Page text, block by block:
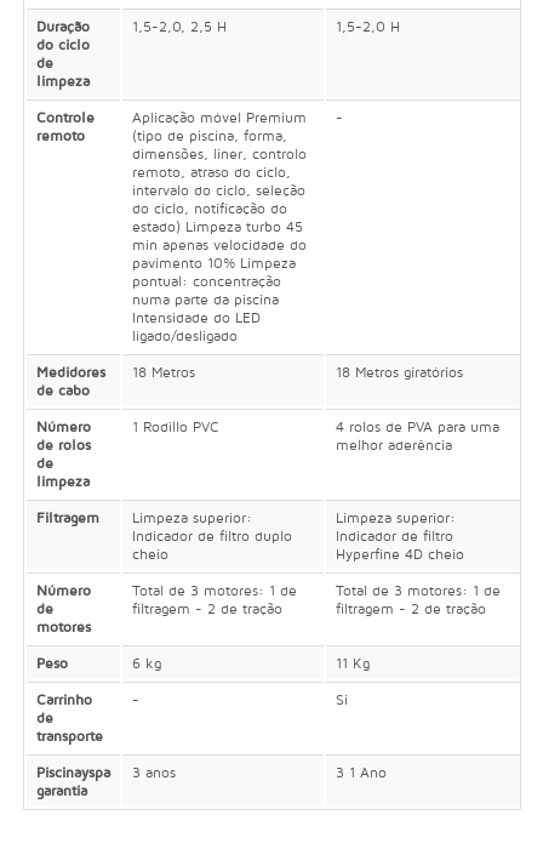
Duração
do ciclo
de
limpeza
1,5-2,0, 2,5 H 1,5-2,0 H
Controle
remoto
Aplicação móvel Premium
(tipo de piscina, forma,
dimensões, liner, controlo
remoto, atraso do ciclo,
intervalo do ciclo, seleção
do ciclo, notificação do
estado) Limpeza turbo 45
min apenas velocidade do
pavimento 10% Limpeza
pontual: concentração
numa parte da piscina
Intensidade do LED
ligado/desligado
-
Medidores
de cabo
18 Metros 18 Metros giratórios
Número
de rolos
de
limpeza
1 Rodillo PVC
4 rolos de PVA para uma
melhor aderência
Filtragem
Limpeza superior:
Indicador de filtro duplo
cheio
Limpeza superior:
Indicador de filtro
Hyperfine 4D cheio
Número
de
motores
Total de 3 motores: 1 de
filtragem - 2 de tração
Total de 3 motores: 1 de
filtragem - 2 de tração
Peso 6 kg 11 Kg
Carrinho
de
transporte
- Si
Piscinayspa
garantia
3 anos 3 1 Ano